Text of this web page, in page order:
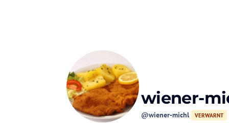
wiener-
@wiener-michl VERWARNT